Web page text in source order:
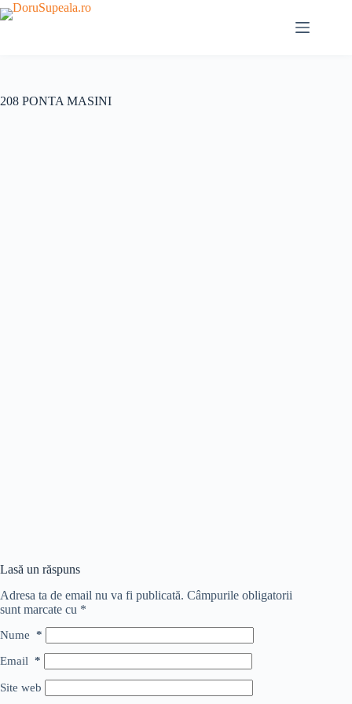
Sari
la
208 PONTA MASINI
Lasă un răspuns
Adresa ta de email nu va fi publicată. Câmpurile obligatorii
sunt marcate cu *
Nume *
Email *
Site web